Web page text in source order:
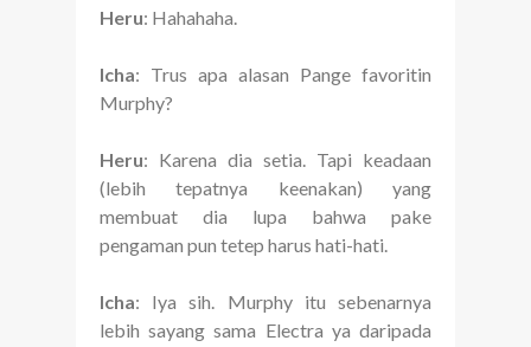
Heru: Hahahaha.
Icha: Trus apa alasan Pange favoritin
Murphy?
Heru: Karena dia setia. Tapi keadaan
(lebih tepatnya keenakan) yang
membuat dia lupa bahwa pake
pengaman pun tetep harus hati-hati.
Icha: Iya sih. Murphy itu sebenarnya
lebih sayang sama Electra ya daripada